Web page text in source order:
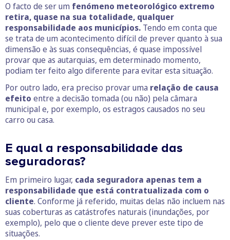
O facto de ser um fenómeno meteorológico extremo
retira, quase na sua totalidade, qualquer
responsabilidade aos municípios. Tendo em conta que
se trata de um acontecimento difícil de prever quanto à sua
dimensão e às suas consequências, é quase impossível
provar que as autarquias, em determinado momento,
podiam ter feito algo diferente para evitar esta situação.
Por outro lado, era preciso provar uma relação de causa
efeito entre a decisão tomada (ou não) pela câmara
municipal e, por exemplo, os estragos causados no seu
carro ou casa.
E qual a responsabilidade das
seguradoras?
Em primeiro lugar, cada seguradora apenas tem a
responsabilidade que está contratualizada com o
cliente. Conforme já referido, muitas delas não incluem nas
suas coberturas as catástrofes naturais (inundações, por
exemplo), pelo que o cliente deve prever este tipo de
situações.